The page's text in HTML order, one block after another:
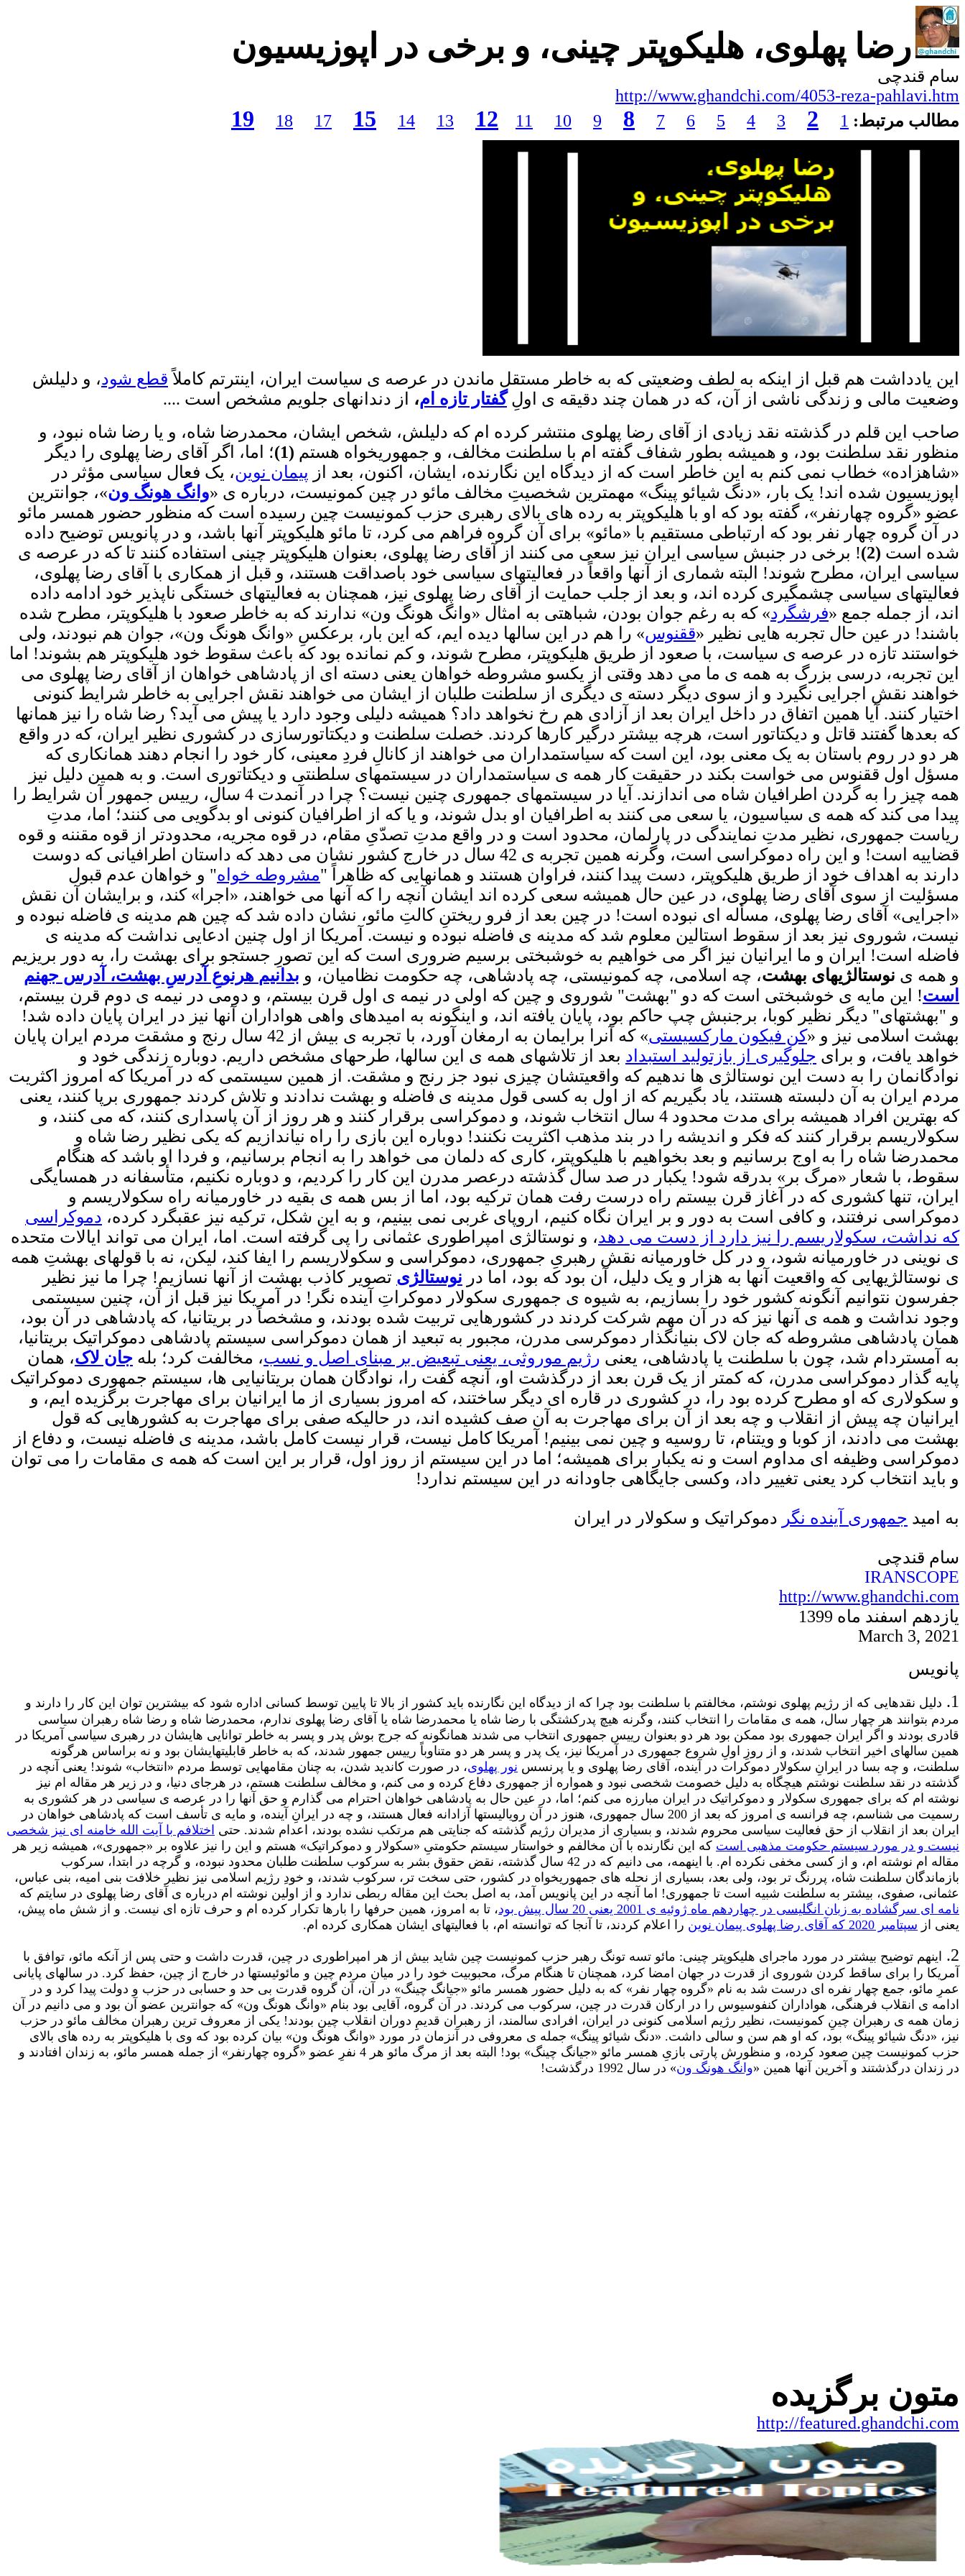
رضا پهلوی، هلیکوپتر چینی، و برخی در اپوزیسیون
سام قندچی
http://www.ghandchi.com/4053-reza-pahlavi.htm
مطالب مرتبط: 1
2
3
4
5
6
7
8
9
10
11
12
13
14
15
17
18
19
این یادداشت هم قبل از اینکه به لطف وضعیتی که به خاطر مستقل ماندن در عرصه ی سیاست ایران، اینترتم کاملاً قطع شود، و دلیلش
وضعیت مالی و زندگی ناشی از آن، که در همان چند دقیقه ی اولِگفتار تازه ام، از دندانهای جلویم مشخص است ....
صاحب این قلم در گذشته نقد زیادی از آقای رضا پهلوی منتشر کرده ام که دلیلش، شخص ایشان، محمدرضا شاه، و یا رضا شاه نبود، و
منظور نقد سلطنت بود، و همیشه بطور شفاف گفته ام با سلطنت مخالف، و جمهوریخواه هستم (1)
؛ اما، اگر آقای رضا پهلوی را دیگر
«شاهزاده» خطاب نمی کنم به این خاطر است که از دیدگاه این نگارنده، ایشان، اکنون، بعد از پیمان نوین، یک فعال سیاسی مؤثر در
اپوزیسیون شده اند! یک بار، «دنگ شیائو پینگ» مهمترین شخصیتِ مخالف مائو در چین کمونیست، درباره ی «وانگ هونگ ون»، جوانترین
عضو «گروه چهارنفر»، گفته بود که او با هلیکوپتر به رده های بالای رهبری حزب کمونیست چین رسیده است که منظور حضور همسر مائو
در آن گروه چهار نفر بود که ارتباطی مستقیم با «مائو» برای آن گروه فراهم می کرد، تا مائو هلیکوپتر آنها باشد، و در پانویس توضیح داده
شده است (2)
! برخی در جنبش سیاسی ایران نیز سعی می کنند از آقای رضا پهلوی، بعنوان هلیکوپتر چینی استفاده کنند تا که در عرصه ی
سیاسی ایران، مطرح شوند! البته شماری از آنها واقعاً در فعالیتهای سیاسی خود باصداقت هستند، و قبل از همکاری با آقای رضا پهلوی،
فعالیتهای سیاسی چشمگیری کرده اند، و بعد از جلب حمایت از آقای رضا پهلوی نیز، همچنان به فعالیتهای خستگی ناپذیر خود ادامه داده
اند، از جمله جمع «فرشگرد» که به رغم جوان بودن، شباهتی به امثال «وانگ هونگ ون» ندارند که به خاطر صعود با هلیکوپتر، مطرح شده
باشند! در عین حال تجربه هایی نظیر «ققنوس» را هم در این سالها دیده ایم، که این بار، برعکسِ «وانگ هونگ ون»، جوان هم نبودند، ولی
خواستند تازه در عرصه ی سیاست، با صعود از طریق هلیکوپتر، مطرح شوند، و کم نمانده بود که باعث سقوط خود هلیکوپتر هم بشوند! اما
این تجربه، درسی بزرگ به همه ی ما می دهد وقتی از یکسو مشروطه خواهان یعنی دسته ای از پادشاهی خواهان از آقای رضا پهلوی می
خواهند نقش اجرایی نگیرد و از سوی دیگر دسته ی دیگری از سلطنت طلبان از ایشان می خواهند نقش اجرایی به خاطر شرایط کنونی
اختیار کنند. آیا همین اتفاق در داخل ایران بعد از آزادی هم رخ نخواهد داد؟ همیشه دلیلی وجود دارد یا پیش می آید؟ رضا شاه را نیز همانها
که بعدها گفتند قاتل و دیکتاتور است، هرچه بیشتر درگیر کارها کردند. خصلت سلطنت و دیکتاتورسازی در کشوری نظیر ایران، که در واقع
هر دو در روم باستان به یک معنی بود، این است که سیاستمداران می خواهند از کانالِ فردِ معینی، کار خود را انجام دهند همانکاری که
مسؤل اول ققنوس می خواست بکند در حقیقت کار همه ی سیاستمداران در سیستمهای سلطنتی و دیکتاتوری است. و به همین دلیل نیز
همه چیز را به گردن اطرافیان شاه می اندازند. آیا در سیستمهای جمهوری چنین نیست؟ چرا در آنمدت 4 سال، رییس جمهور آن شرایط را
پیدا می کند که همه ی سیاسیون، یا سعی می کنند به اطرافیان او بدل شوند، و یا که از اطرافیان کنونی او بدگویی می کنند؛ اما، مدتِ
ریاست جمهوری، نظیر مدتِ نمایندگی در پارلمان، محدود است و در واقع مدتِ تصدّیِ مقام، در قوه مجریه، محدودتر از قوه مقننه و قوه
قضاییه است! و این راه دموکراسی است، وگرنه همین تجربه ی 42 سال در خارج کشور نشان می دهد که داستان اطرافیانی که دوست
دارند به اهداف خود از طریق هلیکوپتر، دست پیدا کنند، فراوان هستند و همانهایی که ظاهراً "مشروطه خواه" و خواهان عدم قبول
مسؤلیت از سوی آقای رضا پهلوی، در عین حال همیشه سعی کرده اند ایشان آنچه را که آنها می خواهند، «اجرا» کند، و برایشان آن نقش
«اجرایی» آقای رضا پهلوی، مسأله ای نبوده است! در چین بعد از فرو ریختنِ کالتِ مائو، نشان داده شد که چین هم مدینه ی فاضله نبوده و
نیست، شوروی نیز بعد از سقوط استالین معلوم شد که مدینه ی فاضله نبوده و نیست. آمریکا از اول چنین ادعایی نداشت که مدینه ی
فاضله است! ایران و ما ایرانیان نیز اگر می خواهیم به خوشبختی برسیم ضروری است که این تصورِ جستجو برای بهشت را، به دور بریزیم
و همه ی نوستالژیهای بهشت، چه اسلامی، چه کمونیستی، چه پادشاهی، چه حکومت نظامیان، و بدانیم هرنوعِ آدرسِ بهشت، آدرس جهنم
است! این مایه ی خوشبختی است که دو "بهشت" شوروی و چین که اولی در نیمه ی اول قرن بیستم، و دومی در نیمه ی دوم قرن بیستم،
و "بهشتهای" دیگر نظیر کوبا، برجنبش چپ حاکم بود، پایان یافته اند، و اینگونه به امیدهای واهی هواداران آنها نیز در ایران پایان داده شد!
بهشت اسلامی نیز و «کن فیکون مارکسیستی
» که آنرا برایمان به ارمغان آورد، با تجربه ی بیش از 42 سال رنج و مشقت مردم ایران پایان
خواهد یافت، و برای جلوگیری از بازتولید استبداد بعد از تلاشهای همه ی این سالها، طرحهای مشخص داریم. دوباره زندگی خود و
نوادگانمان را به دست این نوستالژی ها ندهیم که واقعیتشان چیزی نبود جز رنج و مشقت. از همین سیستمی که در آمریکا که امروز اکثریت
مردم ایران به آن دلبسته هستند، یاد بگیریم که از اول به کسی قول مدینه ی فاضله و بهشت ندادند و تلاش کردند جمهوری برپا کنند، یعنی
که بهترین افراد همیشه برای مدت محدود 4 سال انتخاب شوند، و دموکراسی برقرار کنند و هر روز از آن پاسداری کنند، که می کنند، و
سکولاریسم برقرار کنند که فکر و اندیشه را در بند مذهب اکثریت نکنند! دوباره این بازی را راه نیاندازیم که یکی نظیر رضا شاه و
محمدرضا شاه را به اوج برسانیم و بعد بخواهیم با هلیکوپتر، کاری که دلمان می خواهد را به انجام برسانیم، و فردا او باشد که هنگام
سقوط، با شعار «مرگ بر» بدرقه شود! یکبار در صد سال گذشته درعصر مدرن این کار را کردیم، و دوباره نکنیم، متأسفانه در همسایگی
ایران، تنها کشوری که در آغاز قرن بیستم راه درست رفت همان ترکیه بود، اما از بس همه ی بقیه در خاورمیانه راه سکولاریسم و
دموکراسی نرفتند، و کافی است به دور و بر ایران نگاه کنیم، اروپای غربی نمی بینیم، و به این شکل، ترکیه نیز عقبگرد کرده، دموکراسی
که نداشت، سکولاریسم را نیز دارد از دست می دهد، و نوستالژی امپراطوری عثمانی را پی گرفته است. اما، ایران می تواند ایالات متحده
ی نوینی در خاورمیانه شود، و در کل خاورمیانه نقش رهبریِ جمهوری، دموکراسی و سکولاریسم را ایفا کند، لیکن، نه با قولهای بهشتِ همه
ی نوستالژیهایی که واقعیت آنها به هزار و یک دلیل، آن بود که بود، اما در نوستالژی تصویر کاذب بهشت از آنها نسازیم! چرا ما نیز نظیر
جفرسون نتوانیم آنگونه کشور خود را بسازیم، به شیوه ی جمهوری سکولار دموکراتِ آینده نگر! در آمریکا نیز قبل از آن، چنین سیستمی
وجود نداشت و همه ی آنها نیز که در آن مهم شرکت کردند در کشورهایی تربیت شده بودند، و مشخصاً در بریتانیا، که پادشاهی در آن بود،
همان پادشاهی مشروطه که جان لاک بنیانگذار دموکرسی مدرن، مجبور به تبعید از همان دموکراسی سیستم پادشاهی دموکراتیک بریتانیا،
به آمستردام شد، چون با سلطنت یا پادشاهی، یعنی رژیم موروثی، یعنی تبعیض بر مبنای اصل و نسب، مخالفت کرد؛ بله جان لاک، همان
پایه گذار دموکراسی مدرن، که کمتر از یک قرن بعد از درگذشت او، آنچه گفت را، نوادگان همان بریتانیایی ها، سیستم جمهوری دموکراتیک
و سکولاری که او مطرح کرده بود را، در کشوری در قاره ای دیگر ساختند، که امروز بسیاری از ما ایرانیان برای مهاجرت برگزیده ایم، و
ایرانیان چه پیش از انقلاب و چه بعد از آن برای مهاجرت به آن صف کشیده اند، در حالیکه صفی برای مهاجرت به کشورهایی که قول
بهشت می دادند، از کوبا و ویتنام، تا روسیه و چین نمی بینیم! آمریکا کامل نیست، قرار نیست کامل باشد، مدینه ی فاضله نیست، و دفاع از
دموکراسی وظیفه ای مداوم است و نه یکبار برای همیشه؛ اما در این سیستم از روز اول، قرار بر این است که همه ی مقامات را می توان
و باید انتخاب کرد یعنی تغییر داد، وکسی جایگاهی جاودانه در این سیستم ندارد!
به امید جمهوری آینده نگر دموکراتیک و سکولار در ایران
سام قندچی
IRANSCOPE
http://www.ghandchi.com
یازدهم اسفند ماه 1399
March 3, 2021
پانویس
1.
دلیل نقدهایی که از رژیم پهلوی نوشتم، مخالفتم با سلطنت بود چرا که از دیدگاه این نگارنده باید کشور از بالا تا پایین توسط کسانی اداره شود که بیشترین توان این کار را دارند و
مردم بتوانند هر چهار سال، همه ی مقامات را انتخاب کنند، وگرنه هیچ پدرکشتگی با رضا شاه یا محمدرضا شاه یا آقای رضا پهلوی ندارم، محمدرضا شاه و رضا شاه رهبران سیاسی
قادری بودند و اگر ایران جمهوری بود ممکن بود هر دو بعنوان رییس جمهوری انتخاب می شدند همانگونه که جرج بوش پدر و پسر به خاطر توانایی هایشان در رهبری سیاسی آمریکا در
همین سالهای اخیر انتخاب شدند، و از روزِ اولِ شروع جمهوری در آمریکا نیز، یک پدر و پسر هر دو متناوباً رییس جمهور شدند، که به خاطر قابلیتهایشان بود و نه براساس هرگونه
سلطنت، و چه بسا در ایرانِ سکولار دموکرات در آینده، آقای رضا پهلوی و یا پرنسس نور پهلوی، در صورت کاندید شدن، به چنان مقامهایی توسط مردم «انتخاب» شوند! یعنی آنچه در
گذشته در نقد سلطنت نوشتم هیچگاه به دلیل خصومت شخصی نبود و همواره از جمهوری دفاع کرده و می کنم، و مخالف سلطنت هستم، در هرجای دنیا، و در زیر هر مقاله ام نیز
نوشته ام که برای جمهوری سکولار و دموکراتیک در ایران مبارزه می کنم؛ اما، در عین حال به پادشاهی خواهان احترام می گذارم و حق آنها را در عرصه ی سیاسی در هر کشوری به
رسمیت می شناسم، چه فرانسه ی امروز که بعد از 200 سال جمهوری، هنوز در آن رویالیستها آزادانه فعال هستند، و چه در ایرانِ آینده، و مایه ی تأسف است که پادشاهی خواهان در
ایران بعد از انقلاب از حق فعالیت سیاسی محروم شدند، و بسیاری از مدیران رژیم گذشته که جنایتی هم مرتکب نشده بودند، اعدام شدند. حتی اختلافم با آیت الله خامنه ای نیز شخصی
نیست و در مورد سیستم حکومت مذهبی است که این نگارنده با آن مخالفم و خواستار سیستم حکومتیِ «سکولار و دموکراتیک» هستم و این را نیز علاوه بر «جمهوری»، همیشه زیر هر
مقاله ام نوشته ام، و از کسی مخفی نکرده ام. با اینهمه، می دانیم که در 42 سال گذشته، نقض حقوق بشر به سرکوب سلطنت طلبان محدود نبوده، و گرچه در ابتدا، سرکوب
بازماندگان سلطنت شاه، پررنگ تر بود، ولی بعد، بسیاری از نحله های جمهوریخواه در کشور، حتی سخت تر، سرکوب شدند، و خودِ رژیم اسلامی نیز نظیر خلافت بنی امیه، بنی عباس،
عثمانی، صفوی، بیشتر به سلطنت شبیه است تا جمهوری! اما آنچه در این پانویس آمد، به اصل بحث این مقاله ربطی ندارد و از اولین نوشته ام درباره ی آقای رضا پهلوی در سایتم که
نامه ای سرگشاده به زبان انگلیسی در چهاردهم ماه ژوئیه ی 2001 یعنی 20 سال پیش بود
، تا به امروز، همین حرفها را بارها تکرار کرده ام و حرف تازه ای نیست. و از شش ماه پیش،
یعنی از سپتامبر 2020 که آقای رضا پهلوی پیمان نوین را اعلام کردند، تا آنجا که توانسته ام، با فعالیتهای ایشان همکاری کرده ام.
2.
اینهم توضیح بیشتر در مورد ماجرای هلیکوپتر چینی: مائو تسه تونگ رهبر حزب کمونیست چین شاید بیش از هر امپراطوری در چین، قدرت داشت و حتی پس از آنکه مائو، توافق با
آمریکا را برای ساقط کردن شوروی از قدرت در جهان امضا کرد، همچنان تا هنگام مرگ، محبوبیت خود را در میان مردم چین و مائوئیستها در خارج از چین، حفظ کرد. در سالهای پایانی
عمرِ مائو، جمع چهار نفره ای درست شد به نام «گروه چهار نفر» که به دلیل حضور همسر مائو «جیانگ چینگ» در آن، آن گروه قدرت بی حد و حسابی در حزب و دولت پیدا کرد و در
ادامه ی انقلاب فرهنگی، هواداران کنفوسیوس را در ارکان قدرت در چین، سرکوب می کردند. در آن گروه، آقایی بود بنام «وانگ هونگ ون» که جوانترین عضو آن بود و می دانیم در آن
زمان همه ی رهبران چینِ کمونیست، نظیر رژیم اسلامی کنونی در ایران، افرادی سالمند، از رهبران قدیمِ دوران انقلاب چین بودند! یکی از معروف ترین رهبران مخالف مائو در حزب
نیز، «دنگ شیائو پینگ» بود، که او هم سن و سالی داشت. «دنگ شیائو پینگ» جمله ی معروفی در آنزمان در مورد «وانگ هونگ ون» بیان کرده بود که وی با هلیکوپتر به رده های بالای
حزب کمونیست چین صعود کرده، و منظورش پارتی بازیِ همسر مائو «جیانگ چینگ» بود! البته بعد از مرگ مائو هر 4 نفرِ عضو «گروه چهارنفر» از جمله همسر مائو، به زندان افتادند و
در زندان درگذشتند و آخرین آنها همین «وانگ هونگ ون» در سال 1992 درگذشت!
متون برگزیده
http://featured.ghandchi.com